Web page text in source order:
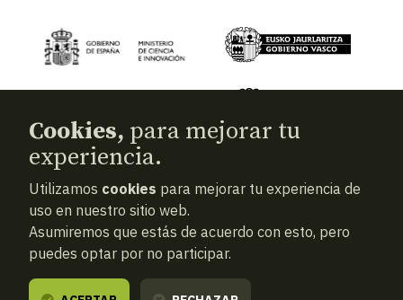
© 2026Aranzadi — Zientzia elkartea
Términos y condiciones
Política de privacidad
Cookies
Cookies, para mejorar tu
experiencia.
Utilizamos cookies para mejorar tu experiencia de
uso en nuestro sitio web.
Asumiremos que estás de acuerdo con esto, pero
puedes optar por no participar.